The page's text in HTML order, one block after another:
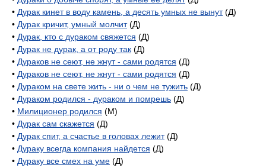
• Дурак кинет в воду камень, а десять умных не вынут(Д)
• Дурак кричит, умный молчит(Д)
• Дурак, кто с дураком свяжется (Д)
• Дурак не дурак, а от роду так (Д)
• Дураков не сеют, не жнут - сами родятся (Д)
• Дураков не сеют, не жнут - сами родятся (Д)
• Дураком на свете жить - ни о чем не тужить (Д)
• Дураком родился - дураком и помрешь (Д)
• Милиционер родился (М)
• Дурак сам скажется (Д)
• Дурак спит, а счастье в головах лежит(Д)
• Дураку всегда компания найдется (Д)
• Дураку все смех на уме (Д)